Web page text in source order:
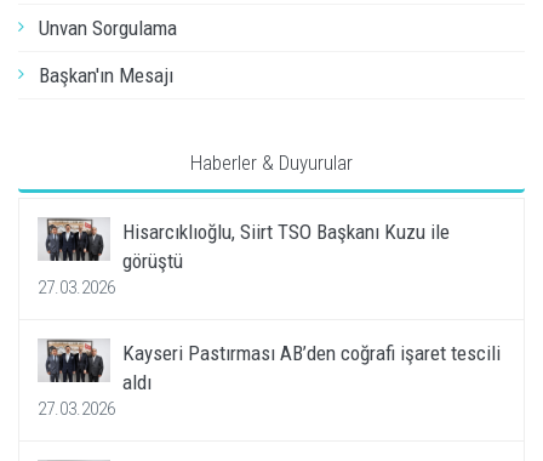
Unvan Sorgulama
Başkan'ın Mesajı
Haberler & Duyurular
Hisarcıklıoğlu, Siirt TSO Başkanı Kuzu ile
görüştü
27.03.2026
Kayseri Pastırması AB’den coğrafi işaret tescili
aldı
27.03.2026